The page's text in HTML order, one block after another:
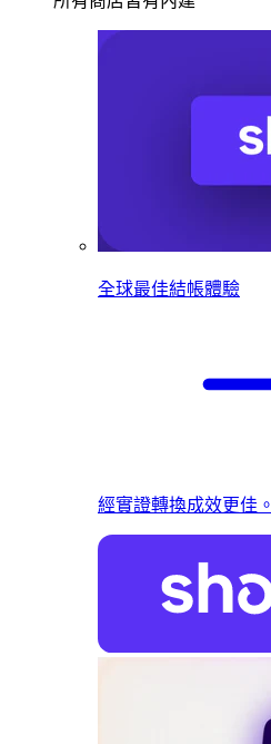
全球最佳結帳體驗
經實證轉換成效更佳。